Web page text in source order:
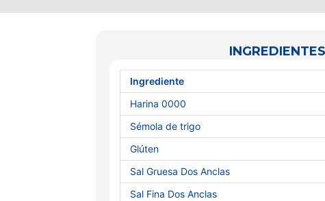
Ingrediente
Harina 0000
Sémola de trigo
Glúten
Sal Gruesa Dos Anclas
Sal Fina Dos Anclas